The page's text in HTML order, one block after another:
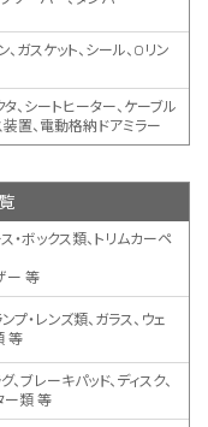
、ガスケット、シール、Oリン
、シートヒーター、ケーブル
置、 電動格納ドアミラー
・ボックス類、トリムカーペ
ー 等
プ・レンズ類、ガラス、ウェ
等
、ブレーキパッド、ディスク、
ー類 等